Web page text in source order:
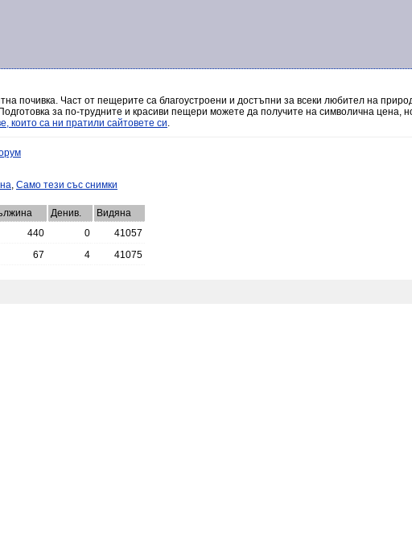
почивка. Част от пещерите са благоустроени и достъпни за всеки любител на
за по-трудните и красиви пещери можете да получите на символична цена,
които са ни пратили сайтовете си.
, Само тези със снимки
Денив.
Видяна
440 0
41057
67 4 41075